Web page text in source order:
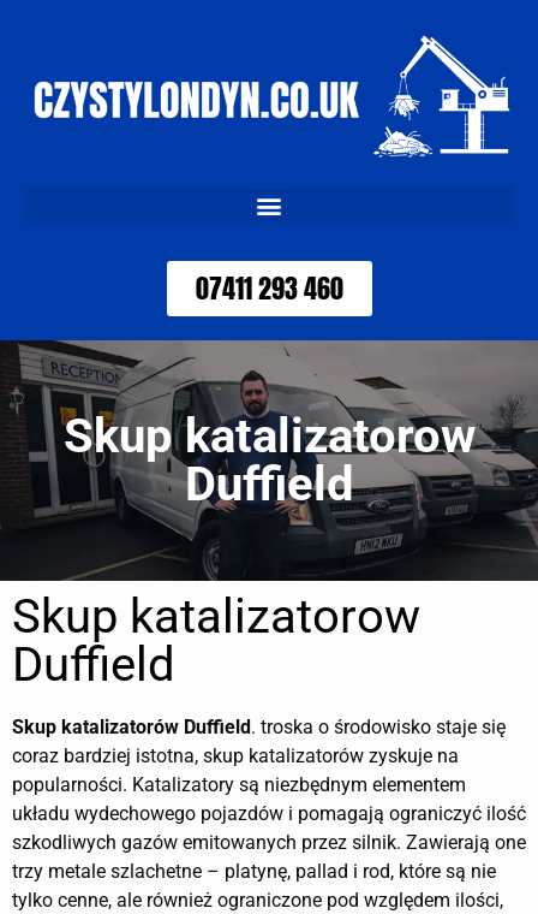
07411 293 460
Skup katalizatorow
Duffield
Skup katalizatorow
Duffield
Skup katalizatorów Duffield. troska o środowisko staje się
coraz bardziej istotna, skup katalizatorów zyskuje na
popularności. Katalizatory są niezbędnym elementem
układu wydechowego pojazdów i pomagają ograniczyć ilość
szkodliwych gazów emitowanych przez silnik. Zawierają one
trzy metale szlachetne – platynę, pallad i rod, które są nie
tylko cenne, ale również ograniczone pod względem ilości,